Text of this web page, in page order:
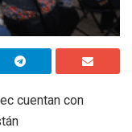
cuentan con